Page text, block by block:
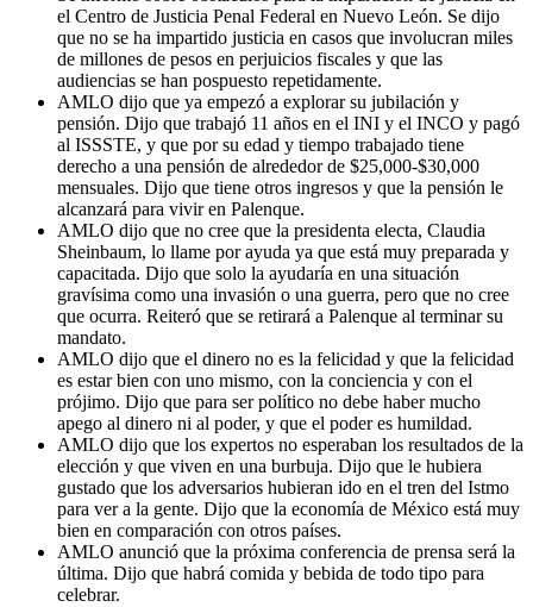
el Centro de Justicia Penal Federal en Nuevo León. Se dijo
que no se ha impartido justicia en casos que involucran miles
de millones de pesos en perjuicios fiscales y que las
audiencias se han pospuesto repetidamente.
AMLO dijo que ya empezó a explorar su jubilación y
pensión. Dijo que trabajó 11 años en el INI y el INCO y pagó
al ISSSTE, y que por su edad y tiempo trabajado tiene
derecho a una pensión de alrededor de $25,000-$30,000
mensuales. Dijo que tiene otros ingresos y que la pensión le
alcanzará para vivir en Palenque.
AMLO dijo que no cree que la presidenta electa, Claudia
Sheinbaum, lo llame por ayuda ya que está muy preparada y
capacitada. Dijo que solo la ayudaría en una situación
gravísima como una invasión o una guerra, pero que no cree
que ocurra. Reiteró que se retirará a Palenque al terminar su
mandato.
AMLO dijo que el dinero no es la felicidad y que la felicidad
es estar bien con uno mismo, con la conciencia y con el
prójimo. Dijo que para ser político no debe haber mucho
apego al dinero ni al poder, y que el poder es humildad.
AMLO dijo que los expertos no esperaban los resultados de la
elección y que viven en una burbuja. Dijo que le hubiera
gustado que los adversarios hubieran ido en el tren del Istmo
para ver a la gente. Dijo que la economía de México está muy
bien en comparación con otros países.
AMLO anunció que la próxima conferencia de prensa será la
última. Dijo que habrá comida y bebida de todo tipo para
celebrar.